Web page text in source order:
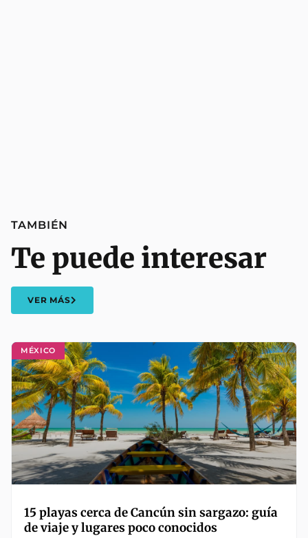
MÉXICO
15 playas cerca de Cancún sin sargazo: guía
de viaje y lugares poco conocidos
TAMBIÉN
Te puede interesar
VER MÁS